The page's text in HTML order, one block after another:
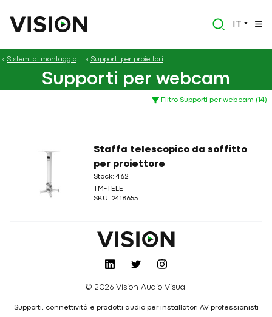
IT
Sistemi di montaggio Supporti per proiettori
Supporti per webcam
Filtro Supporti per webcam (14)
Staffa telescopico da soffitto
per proiettore
Stock: 462
TM-TELE
SKU: 2418655
© 2026 Vision Audio Visual
Supporti, connettività e prodotti audio per installatori AV professionisti